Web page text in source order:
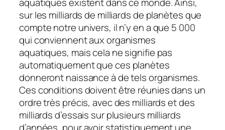
sur les milliards de milliards de planètes que
compte notre univers, il n’y en a que 5 000
qui conviennent aux organismes
aquatiques, mais cela ne signifie pas
automatiquement que ces planètes
donneront naissance à de tels organismes.
Ces conditions doivent être réunies dans un
ordre très précis, avec des milliards et des
milliards d’essais sur plusieurs milliards
d’années, pour avoir statistiquement une